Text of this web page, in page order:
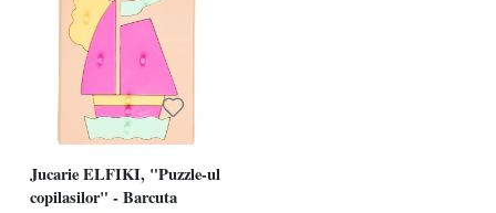
Jucarie ELFIKI, "Puzzle-ul
copilasilor" - Barcuta